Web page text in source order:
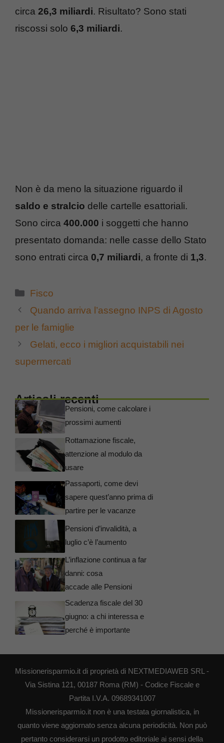
circa 26,3 miliardi. Risultato? Sono stati
riscossi solo 6,3 miliardi.
Non è da meno la situazione riguardo il
saldo e stralcio delle cartelle esattoriali.
Sono circa 400.000 i soggetti che hanno
presentato domanda: nelle casse dello Stato
sono entrati circa 0,7 miliardi, a fronte di 1,3.
Categorie
Fisco
Quando arriva l’assegno INPS di Agosto
per le famiglie
Gelati, ecco i migliori acquistabili nei
supermercati
Articoli recenti
Pensioni, come calcolare i
prossimi aumenti
Rottamazione fiscale,
attenzione al modulo da
usare
Passaporti, come devi
sapere quest’anno prima di
partire per le vacanze
Pensioni d’invalidità, a
luglio c’è l’aumento
L’inflazione continua a far
danni: cosa
accade alle Pensioni
Scadenza fiscale del 30
giugno: a chi interessa e
perché è importante
Missionerisparmio.it di proprietà di NEXTMEDIAWEB SRL -
Via Sistina 121, 00187 Roma (RM) - Codice Fiscale e
Partita I.V.A. 09689341007
Missionerisparmio.it non è una testata giornalistica, in
quanto viene aggiornato senza alcuna periodicità. Non può
pertanto considerarsi un prodotto editoriale ai sensi della